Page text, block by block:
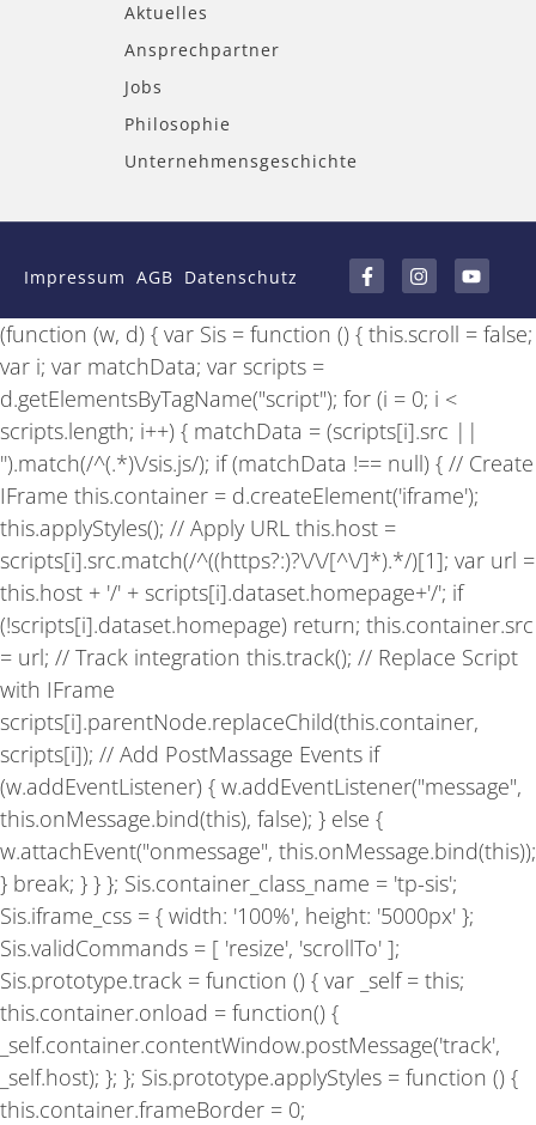
Aktuelles
Ansprechpartner
Jobs
Philosophie
Unternehmensgeschichte
Impressum AGB Datenschutz
a
c
e
b
o
-
f
n
s
t
a
g
m
o
u
t
u
b
(function (w, d) { var Sis = function () { this.scroll = false;
var i; var matchData; var scripts =
d.getElementsByTagName("script"); for (i = 0; i <
scripts.length; i++) { matchData = (scripts[i].src ||
'').match(/^(.*)\/sis.js/); if (matchData !== null) { // Create
IFrame this.container = d.createElement('iframe');
this.applyStyles(); // Apply URL this.host =
scripts[i].src.match(/^((https?:)?\/\/[^\/]*).*/)[1]; var url =
this.host + '/' + scripts[i].dataset.homepage+'/'; if
(!scripts[i].dataset.homepage) return; this.container.src
= url; // Track integration this.track(); // Replace Script
with IFrame
scripts[i].parentNode.replaceChild(this.container,
scripts[i]); // Add PostMassage Events if
(w.addEventListener) { w.addEventListener("message",
this.onMessage.bind(this), false); } else {
w.attachEvent("onmessage", this.onMessage.bind(this));
} break; } } }; Sis.container_class_name = 'tp-sis';
Sis.iframe_css = { width: '100%', height: '5000px' };
Sis.validCommands = [ 'resize', 'scrollTo' ];
Sis.prototype.track = function () { var _self = this;
this.container.onload = function() {
_self.container.contentWindow.postMessage('track',
_self.host); }; }; Sis.prototype.applyStyles = function () {
this.container.frameBorder = 0;